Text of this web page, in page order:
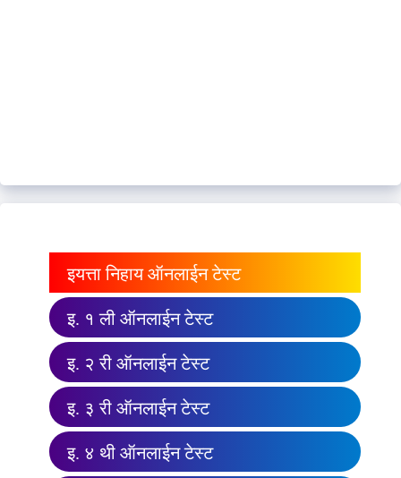
इयत्ता निहाय ऑनलाईन टेस्ट
इ. १ ली ऑनलाईन टेस्ट
इ. २ री ऑनलाईन टेस्ट
इ. ३ री ऑनलाईन टेस्ट
इ. ४ थी ऑनलाईन टेस्ट